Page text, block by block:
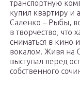
транспортную
купил квартиру и
Саленко – Рыбы,
в творчество, что
сниматься в кино
вокалом. Живя на
выступал перед
собственного